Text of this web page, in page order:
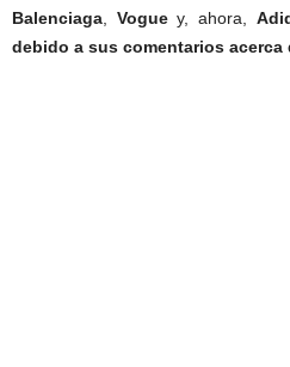
Balenciaga
Voguey, ahora,
debido a sus comentarios